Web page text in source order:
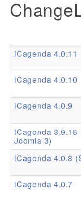
Documentation
Ressources
Addons
Theme Packs
Support
Forum
iCagenda 4.0.11
iCagenda 4.0.10
iCagenda 4.0.9
iCagenda
Joomla 3)
iCagenda 4.0.8
iCagenda 4.0.7